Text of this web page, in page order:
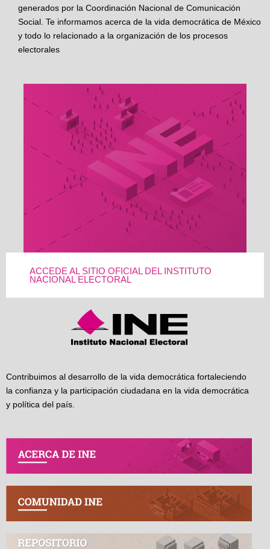
generados por la Coordinación Nacional de Comunicación
Social. Te informamos acerca de la vida democrática de México
y todo lo relacionado a la organización de los procesos
electorales
ACCEDE AL SITIO OFICIAL DEL INSTITUTO
NACIONAL ELECTORAL
Contribuimos al desarrollo de la vida democrática fortaleciendo
la confianza y la participación ciudadana en la vida democrática
y política del país.